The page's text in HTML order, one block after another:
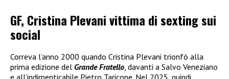
GF, Cristina Plevani vittima di sexting sui
social
Correva l’anno 2000 quando Cristina Plevani trionfò alla
prima edizione del Grande Fratello , davanti a Salvo Veneziano
e all’indimenticabile Pietro Taricone. Nel 2025, quindi